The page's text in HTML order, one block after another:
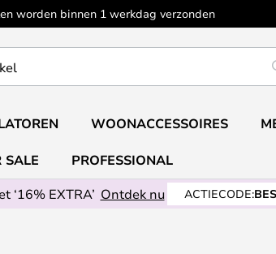
worden binnen 1 werkdag verzonden
WOONACCESSOIRES
SALE
PROFESSIONAL
‘16% EXTRA’ Ontdek nu ACTIECODE: